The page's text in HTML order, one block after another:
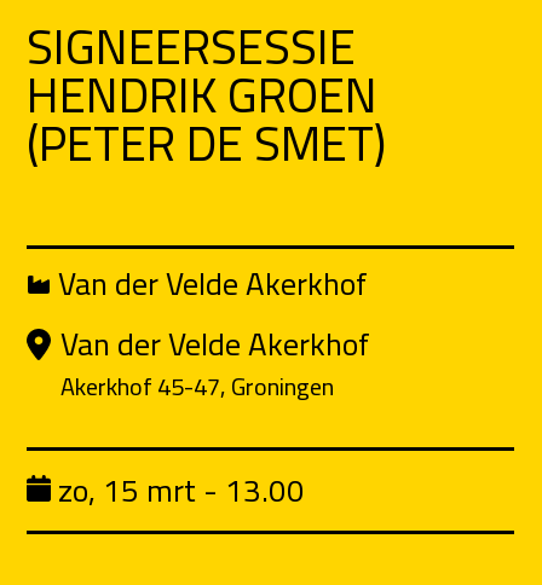
SIGNEERSESSIE
HENDRIK GROEN
(PETER DE SMET)
Van der Velde Akerkhof
Van der Velde Akerkhof
Akerkhof 45-47, Groningen
zo, 15 mrt - 13.00